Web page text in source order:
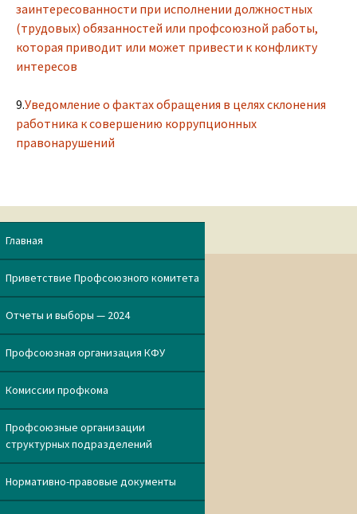
заинтересованности при исполнении должностных
(трудовых) обязанностей или профсоюзной работы,
которая приводит или может привести к конфликту
интересов
9.Уведомление о фактах обращения в целях склонения
работника к совершению коррупционных
правонарушений
Главная
Приветствие Профсоюзного комитета
Отчеты и выборы — 2024
Профсоюзная организация КФУ
Комиссии профкома
Профсоюзные организации
структурных подразделений
Нормативно-правовые документы